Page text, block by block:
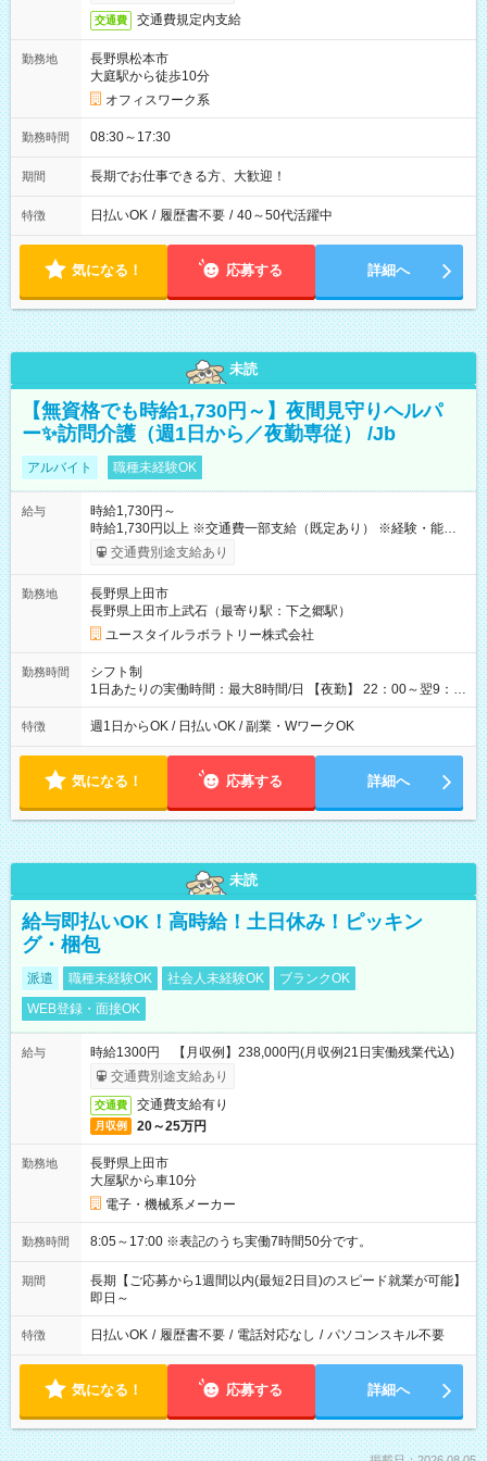
交通費 交通費規定内支給
勤務地
長野県松本市
大庭駅から徒歩10分
オフィスワーク系
勤務時間 08:30～17:30
期間 長期でお仕事できる方、大歓迎！
特徴 日払いOK / 履歴書不要 / 40～50代活躍中
気になる！ 応募する 詳細へ
未読
【無資格でも時給1,730円～】夜間見守りヘルパ
ー✨訪問介護（週1日から／夜勤専従） /Jb
アルバイト 職種未経験OK
給与
時給1,730円～
時給1,730円以上 ※交通費一部支給（既定あり） ※経験・能力を
考慮して決定します 【収入例】 週1回勤務の場合：1,730円×8時
間×4回=5万5,360円 週3回勤務の場合：1,730円×8時間×12回
月 ※ 雇用形態と給与に、本採用時と異なる部分があります。 雇
用形態：本採用時と同じです。 給与：時給 1,500円以上
交通費別途支給あり
勤務地
長野県上田市
長野県上田市上武石（最寄り駅：下之郷駅）
ユースタイルラボラトリー株式会社
勤務時間
シフト制
1日あたりの実働時間：最大8時間/日 【夜勤】 22：00～翌9：
00 ※週1日～OK ／ 夜勤専従 ＊＊ 勤務時間例 ＊＊ ■22時か
ら翌7時 ■23時から翌8時 ■24時から翌9時 など ※上記の時間
ます。 ※曜日固定（毎週同じ曜日での勤務となります）
特徴 週1日からOK / 日払いOK / 副業・WワークOK
気になる！ 応募する 詳細へ
未読
給与即払いOK！高時給！土日休み！ピッキン
グ・梱包
派遣 職種未経験OK 社会人未経験OK
ブランクOK
WEB登録・面接OK
給与
時給1300円 【月収例】238,000円(月収例21日実働残業代込)
交通費別途支給あり
交通費 交通費支給有り
月収例 20～25万円
勤務地
長野県上田市
大屋駅から車10分
電子・機械系メーカー
勤務時間 8:05～17:00 ※表記のうち実働7時間50分です。
期間
長期【ご応募から1週間以内(最短2日目)のスピード就業が可能】
即日～
特徴 日払いOK / 履歴書不要 / 電話対応なし / パソコンスキル不要
気になる！ 応募する 詳細へ